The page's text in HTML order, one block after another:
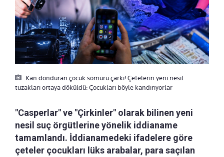
Kan donduran çocuk sömürü çarkı! Çetelerin yeni nesil
tuzakları ortaya döküldü: Çocukları böyle kandırıyorlar
"Casperlar" ve "Çirkinler" olarak bilinen yeni
nesil suç örgütlerine yönelik iddianame
tamamlandı. İddianamedeki ifadelere göre
çeteler çocukları lüks arabalar, para saçılan